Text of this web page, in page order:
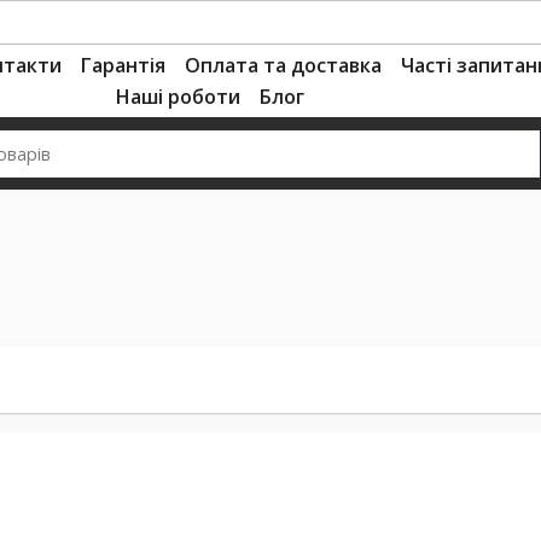
Гарантія Оплата та доставка
Часті
Наші роботи
Блог